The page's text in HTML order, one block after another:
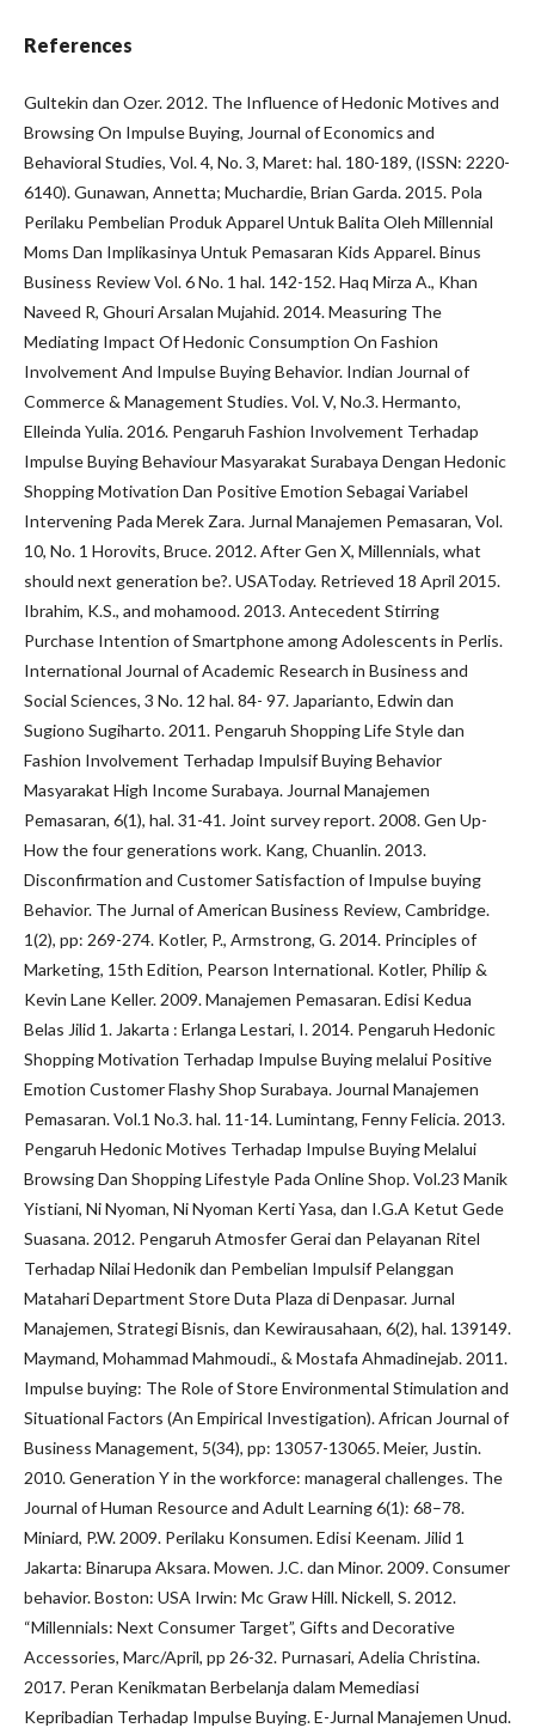
References
Gultekin dan Ozer. 2012. The Influence of Hedonic Motives and
Browsing On Impulse Buying, Journal of Economics and
Behavioral Studies, Vol. 4, No. 3, Maret: hal. 180-189, (ISSN: 2220-
6140). Gunawan, Annetta; Muchardie, Brian Garda. 2015. Pola
Perilaku Pembelian Produk Apparel Untuk Balita Oleh Millennial
Moms Dan Implikasinya Untuk Pemasaran Kids Apparel. Binus
Business Review Vol. 6 No. 1 hal. 142-152. Haq Mirza A., Khan
Naveed R, Ghouri Arsalan Mujahid. 2014. Measuring The
Mediating Impact Of Hedonic Consumption On Fashion
Involvement And Impulse Buying Behavior. Indian Journal of
Commerce & Management Studies. Vol. V, No.3. Hermanto,
Elleinda Yulia. 2016. Pengaruh Fashion Involvement Terhadap
Impulse Buying Behaviour Masyarakat Surabaya Dengan Hedonic
Shopping Motivation Dan Positive Emotion Sebagai Variabel
Intervening Pada Merek Zara. Jurnal Manajemen Pemasaran, Vol.
10, No. 1 Horovits, Bruce. 2012. After Gen X, Millennials, what
should next generation be?. USAToday. Retrieved 18 April 2015.
Ibrahim, K.S., and mohamood. 2013. Antecedent Stirring
Purchase Intention of Smartphone among Adolescents in Perlis.
International Journal of Academic Research in Business and
Social Sciences, 3 No. 12 hal. 84- 97. Japarianto, Edwin dan
Sugiono Sugiharto. 2011. Pengaruh Shopping Life Style dan
Fashion Involvement Terhadap Impulsif Buying Behavior
Masyarakat High Income Surabaya. Journal Manajemen
Pemasaran, 6(1), hal. 31-41. Joint survey report. 2008. Gen Up-
How the four generations work. Kang, Chuanlin. 2013.
Disconfirmation and Customer Satisfaction of Impulse buying
Behavior. The Jurnal of American Business Review, Cambridge.
1(2), pp: 269-274. Kotler, P., Armstrong, G. 2014. Principles of
Marketing, 15th Edition, Pearson International. Kotler, Philip &
Kevin Lane Keller. 2009. Manajemen Pemasaran. Edisi Kedua
Belas Jilid 1. Jakarta : Erlanga Lestari, I. 2014. Pengaruh Hedonic
Shopping Motivation Terhadap Impulse Buying melalui Positive
Emotion Customer Flashy Shop Surabaya. Journal Manajemen
Pemasaran. Vol.1 No.3. hal. 11-14. Lumintang, Fenny Felicia. 2013.
Pengaruh Hedonic Motives Terhadap Impulse Buying Melalui
Browsing Dan Shopping Lifestyle Pada Online Shop. Vol.23 Manik
Yistiani, Ni Nyoman, Ni Nyoman Kerti Yasa, dan I.G.A Ketut Gede
Suasana. 2012. Pengaruh Atmosfer Gerai dan Pelayanan Ritel
Terhadap Nilai Hedonik dan Pembelian Impulsif Pelanggan
Matahari Department Store Duta Plaza di Denpasar. Jurnal
Manajemen, Strategi Bisnis, dan Kewirausahaan, 6(2), hal. 139149.
Maymand, Mohammad Mahmoudi., & Mostafa Ahmadinejab. 2011.
Impulse buying: The Role of Store Environmental Stimulation and
Situational Factors (An Empirical Investigation). African Journal of
Business Management, 5(34), pp: 13057-13065. Meier, Justin.
2010. Generation Y in the workforce: manageral challenges. The
Journal of Human Resource and Adult Learning 6(1): 68–78.
Miniard, P.W. 2009. Perilaku Konsumen. Edisi Keenam. Jilid 1
Jakarta: Binarupa Aksara. Mowen. J.C. dan Minor. 2009. Consumer
behavior. Boston: USA Irwin: Mc Graw Hill. Nickell, S. 2012.
“Millennials: Next Consumer Target”, Gifts and Decorative
Accessories, Marc/April, pp 26-32. Purnasari, Adelia Christina.
2017. Peran Kenikmatan Berbelanja dalam Memediasi
Kepribadian Terhadap Impulse Buying. E-Jurnal Manajemen Unud.